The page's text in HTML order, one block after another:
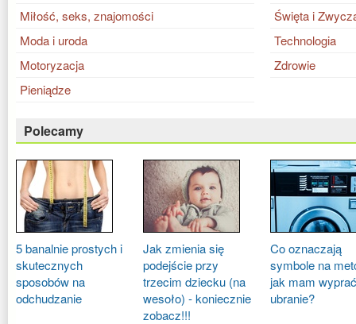
Miłość, seks, znajomości
Moda i uroda
Motoryzacja
Pieniądze
Święta i
Technologia
Zdrowie
Polecamy
5 banalnie prostych i
skutecznych
sposobów na
odchudzanie
Jak zmienia się
podejście przy
trzecim dziecku (na
wesoło) - koniecznie
zobacz!!!
Co oznaczają
symbole na
jak mam
ubranie?